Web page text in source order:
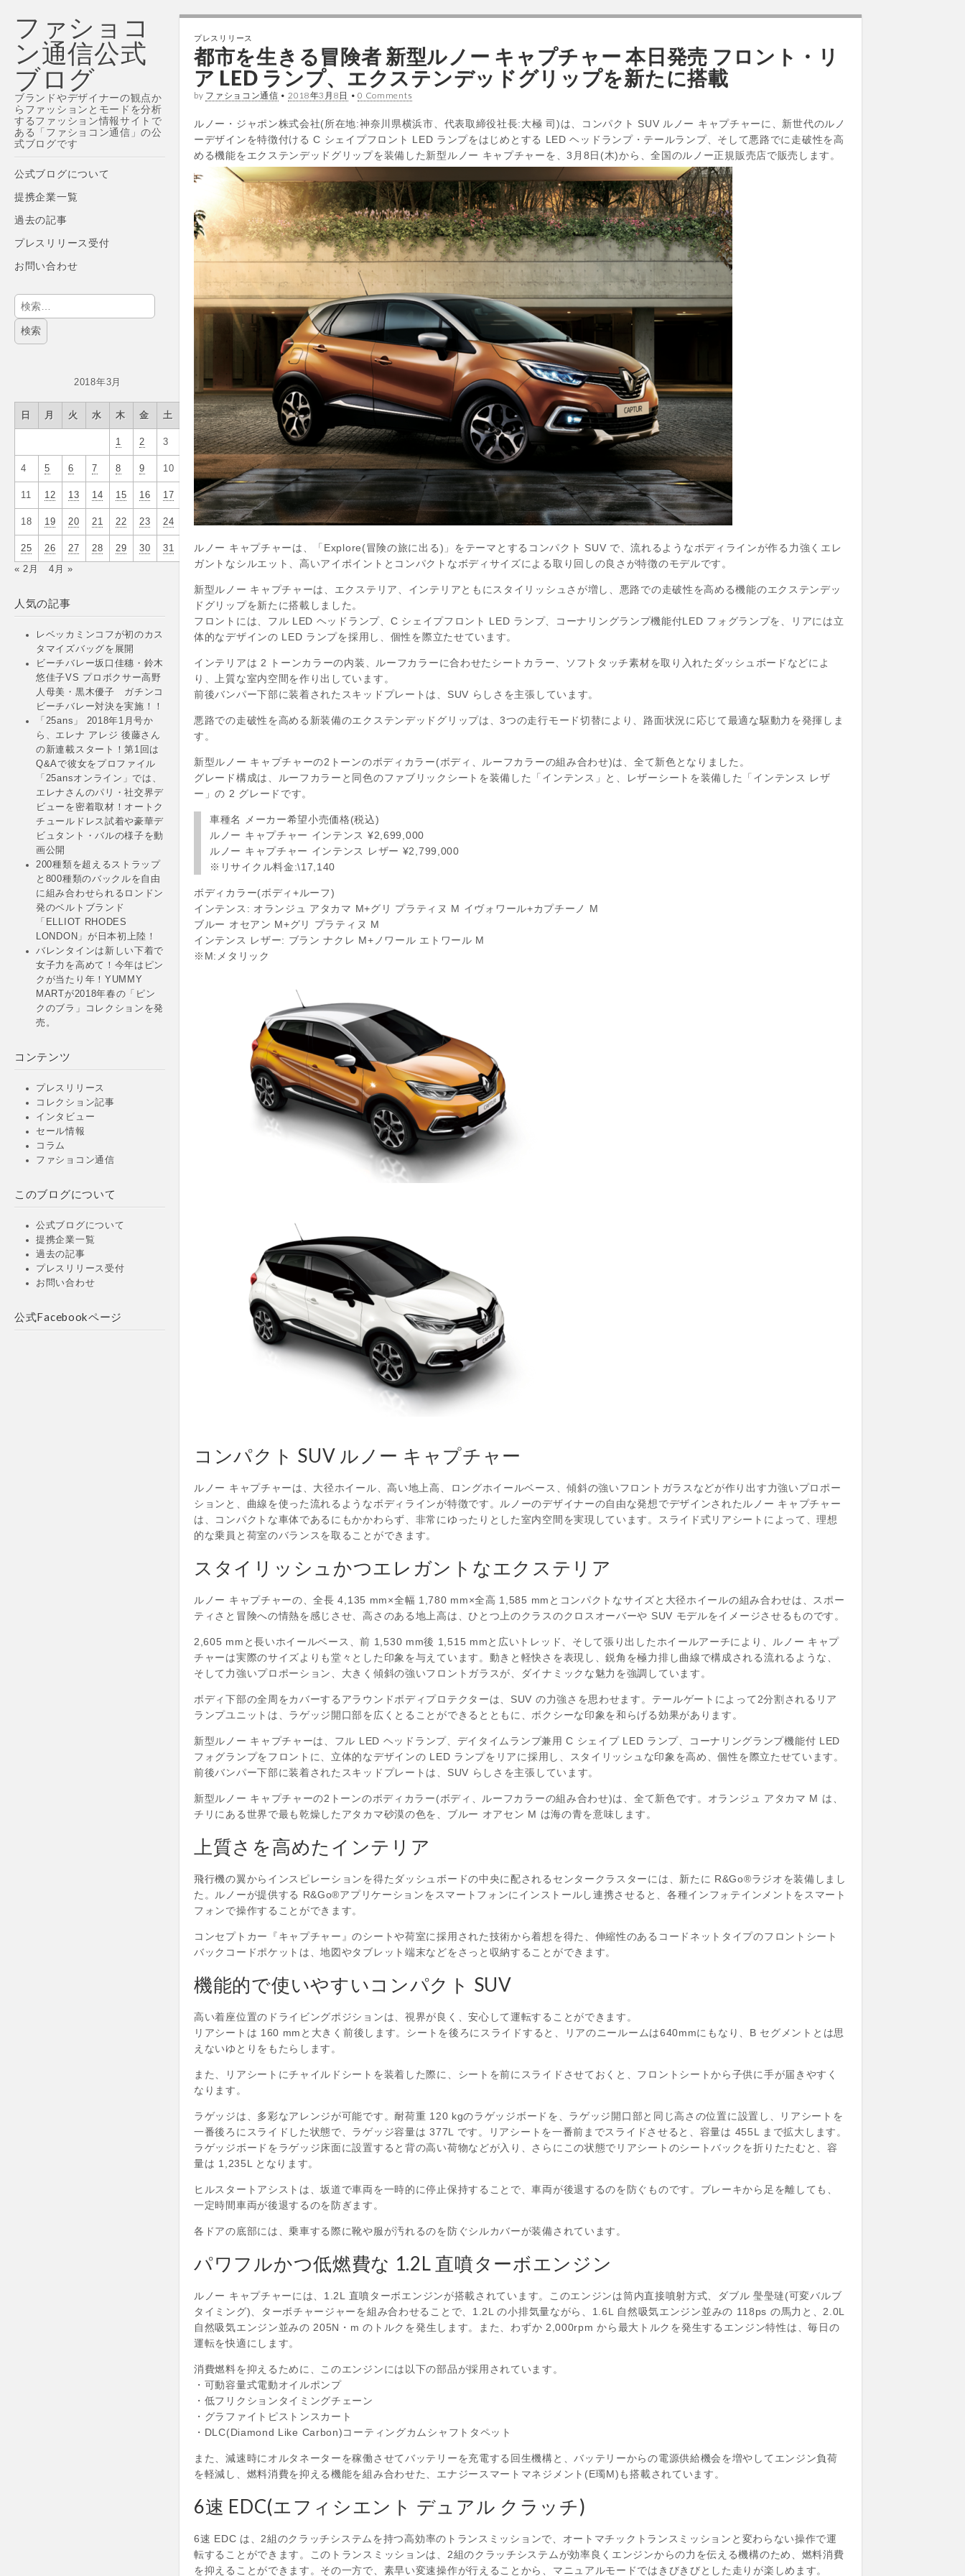
ファショコ
ン通信公式
ブログ
ブランドやデザイナーの観点か
らファッションとモードを分析
するファッション情報サイトで
ある「ファショコン通信」の公
式ブログです
Main
menu
Skip
content
公式ブログについて
提携企業一覧
過去の記事
プレスリリース受付
お問い合わせ
検
索:
2018年3月
日 月 火 水 木 金 土
1 2 3
4 5 6 7 8 9 10
11 12 13 14 15 16 17
18 19 20 21 22 23 24
25 26 27 28 29 30 31
« 2月 4月 »
人気の記事
レベッカミンコフが初のカス
タマイズバッグを展開
ビーチバレー坂口佳穗・鈴木
悠佳子VS プロボクサー高野
人母美・黒木優子 ガチンコ
ビーチバレー対決を実施！！
「25ans」 2018年1月号か
ら、エレナ アレジ 後藤さん
の新連載スタート！第1回は
Q&Aで彼女をプロファイル
「25ansオンライン」では、
エレナさんのパリ・社交界デ
ビューを密着取材！オートク
チュールドレス試着や豪華デ
ビュタント・バルの様子を動
画公開
200種類を超えるストラップ
と800種類のバックルを自由
に組み合わせられるロンドン
発のベルトブランド
「ELLIOT RHODES
LONDON」が日本初上陸！
バレンタインは新しい下着で
女子力を高めて！今年はピン
クが当たり年！YUMMY
MARTが2018年春の「ピン
クのブラ」コレクションを発
売。
コンテンツ
プレスリリース
コレクション記事
インタビュー
セール情報
コラム
ファショコン通信
このブログについて
公式ブログについて
提携企業一覧
過去の記事
プレスリリース受付
お問い合わせ
公式Facebookページ
プレスリリース
都市を生きる冒険者 新型ルノー キャプチャー 本日発売 フロント・リ
ア LED ランプ、エクステンデッドグリップを新たに搭載
by ファショコン通信 • 2018年3月8日 •0 Comments
ルノー・ジャポン株式会社(所在地:神奈川県横浜市、代表取締役社長:大極 司)は、コンパクト SUV ルノー キャプチャーに、新世代のルノ
ーデザインを特徴付ける C シェイプフロント LED ランプをはじめとする LED ヘッドランプ・テールランプ、そして悪路でに走破性を高
める機能をエクステンデッドグリップを装備した新型ルノー キャプチャーを、3月8日(木)から、全国のルノー正規販売店で販売します。
ルノー キャプチャーは、「Explore(冒険の旅に出る)」をテーマとするコンパクト SUV で、流れるようなボディラインが作る力強くエレ
ガントなシルエット、高いアイポイントとコンパクトなボディサイズによる取り回しの良さが特徴のモデルです。
新型ルノー キャプチャーは、エクステリア、インテリアともにスタイリッシュさが増し、悪路での走破性を高める機能のエクステンデッ
ドグリップを新たに搭載しました。
フロントには、フル LED ヘッドランプ、C シェイプフロント LED ランプ、コーナリングランプ機能付LED フォグランプを、リアには立
体的なデザインの LED ランプを採用し、個性を際立たせています。
インテリアは 2 トーンカラーの内装、ルーフカラーに合わせたシートカラー、ソフトタッチ素材を取り入れたダッシュボードなどによ
り、上質な室内空間を作り出しています。
前後バンパー下部に装着されたスキッドプレートは、SUV らしさを主張しています。
悪路での走破性を高める新装備のエクステンデッドグリップは、3つの走行モード切替により、路面状況に応じて最適な駆動力を発揮しま
す。
新型ルノー キャプチャーの2トーンのボディカラー(ボディ、ルーフカラーの組み合わせ)は、全て新色となりました。
グレード構成は、ルーフカラーと同色のファブリックシートを装備した「インテンス」と、レザーシートを装備した「インテンス レザ
ー」の 2 グレードです。
車種名 メーカー希望小売価格(税込)
ルノー キャプチャー インテンス ¥2,699,000
ルノー キャプチャー インテンス レザー ¥2,799,000
※リサイクル料金:\17,140
ボディカラー(ボディ+ルーフ)
インテンス: オランジュ アタカマ M+グリ プラティヌ M イヴォワール+カプチーノ M
ブルー オセアン M+グリ プラティヌ M
インテンス レザー: ブラン ナクレ M+ノワール エトワール M
※M:メタリック
コンパクト SUV ルノー キャプチャー
ルノー キャプチャーは、大径ホイール、高い地上高、ロングホイールベース、傾斜の強いフロントガラスなどが作り出す力強いプロポー
ションと、曲線を使った流れるようなボディラインが特徴です。ルノーのデザイナーの自由な発想でデザインされたルノー キャプチャー
は、コンパクトな車体であるにもかかわらず、非常にゆったりとした室内空間を実現しています。スライド式リアシートによって、理想
的な乗員と荷室のバランスを取ることができます。
スタイリッシュかつエレガントなエクステリア
ルノー キャプチャーの、全長 4,135 mm×全幅 1,780 mm×全高 1,585 mmとコンパクトなサイズと大径ホイールの組み合わせは、スポー
ティさと冒険への情熱を感じさせ、高さのある地上高は、ひとつ上のクラスのクロスオーバーや SUV モデルをイメージさせるものです。
2,605 mmと長いホイールベース、前 1,530 mm後 1,515 mmと広いトレッド、そして張り出したホイールアーチにより、ルノー キャプ
チャーは実際のサイズよりも堂々とした印象を与えています。動きと軽快さを表現し、鋭角を極力排し曲線で構成される流れるような、
そして力強いプロポーション、大きく傾斜の強いフロントガラスが、ダイナミックな魅力を強調しています。
ボディ下部の全周をカバーするアラウンドボディプロテクターは、SUV の力強さを思わせます。テールゲートによって2分割されるリア
ランプユニットは、ラゲッジ開口部を広くとることができるとともに、ボクシーな印象を和らげる効果があります。
新型ルノー キャプチャーは、フル LED ヘッドランプ、デイタイムランプ兼用 C シェイプ LED ランプ、コーナリングランプ機能付 LED
フォグランプをフロントに、立体的なデザインの LED ランプをリアに採用し、スタイリッシュな印象を高め、個性を際立たせています。
前後バンパー下部に装着されたスキッドプレートは、SUV らしさを主張しています。
新型ルノー キャプチャーの2トーンのボディカラー(ボディ、ルーフカラーの組み合わせ)は、全て新色です。オランジュ アタカマ M は、
チリにある世界で最も乾燥したアタカマ砂漠の色を、ブルー オアセン M は海の青を意味します。
上質さを高めたインテリア
飛行機の翼からインスピレーションを得たダッシュボードの中央に配されるセンタークラスターには、新たに R&Go®ラジオを装備しまし
た。ルノーが提供する R&Go®アプリケーションをスマートフォンにインストールし連携させると、各種インフォテインメントをスマート
フォンで操作することができます。
コンセプトカー『キャプチャー』のシートや荷室に採用された技術から着想を得た、伸縮性のあるコードネットタイプのフロントシート
バックコードポケットは、地図やタブレット端末などをさっと収納することができます。
機能的で使いやすいコンパクト SUV
高い着座位置のドライビングポジションは、視界が良く、安心して運転することができます。
リアシートは 160 mmと大きく前後します。シートを後ろにスライドすると、リアのニールームは640mmにもなり、B セグメントとは思
えないゆとりをもたらします。
また、リアシートにチャイルドシートを装着した際に、シートを前にスライドさせておくと、フロントシートから子供に手が届きやすく
なります。
ラゲッジは、多彩なアレンジが可能です。耐荷重 120 kgのラゲッジボードを、ラゲッジ開口部と同じ高さの位置に設置し、リアシートを
一番後ろにスライドした状態で、ラゲッジ容量は 377L です。リアシートを一番前までスライドさせると、容量は 455L まで拡大します。
ラゲッジボードをラゲッジ床面に設置すると背の高い荷物などが入り、さらにこの状態でリアシートのシートバックを折りたたむと、容
量は 1,235L となります。
ヒルスタートアシストは、坂道で車両を一時的に停止保持することで、車両が後退するのを防ぐものです。ブレーキから足を離しても、
一定時間車両が後退するのを防ぎます。
各ドアの底部には、乗車する際に靴や服が汚れるのを防ぐシルカバーが装備されています。
パワフルかつ低燃費な 1.2L 直噴ターボエンジン
ルノー キャプチャーには、1.2L 直噴ターボエンジンが搭載されています。このエンジンは筒内直接噴射方式、ダブル 㼂㼂㼀(可変バルブ
タイミング)、ターボチャージャーを組み合わせることで、1.2L の小排気量ながら、1.6L 自然吸気エンジン並みの 118ps の馬力と、2.0L
自然吸気エンジン並みの 205N・m のトルクを発生します。また、わずか 2,000rpm から最大トルクを発生するエンジン特性は、毎日の
運転を快適にします。
消費燃料を抑えるために、このエンジンには以下の部品が採用されています。
・可動容量式電動オイルポンプ
・低フリクションタイミングチェーン
・グラファイトピストンスカート
・DLC(Diamond Like Carbon)コーティングカムシャフトタペット
また、減速時にオルタネーターを稼働させてバッテリーを充電する回生機構と、バッテリーからの電源供給機会を増やしてエンジン負荷
を軽減し、燃料消費を抑える機能を組み合わせた、エナジースマートマネジメント(E㻿M)も搭載されています。
6速 EDC(エフィシエント デュアル クラッチ)
6速 EDC は、2組のクラッチシステムを持つ高効率のトランスミッションで、オートマチックトランスミッションと変わらない操作で運
転することができます。このトランスミッションは、2組のクラッチシステムが効率良くエンジンからの力を伝える機構のため、燃料消費
を抑えることができます。その一方で、素早い変速操作が行えることから、マニュアルモードではきびきびとした走りが楽しめます。